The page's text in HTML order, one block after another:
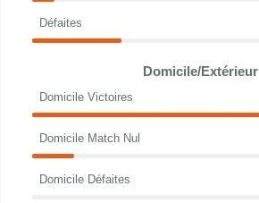
Défaites
Domicile/Extérieur
Domicile Victoires
Domicile Match Nul
Domicile Défaites